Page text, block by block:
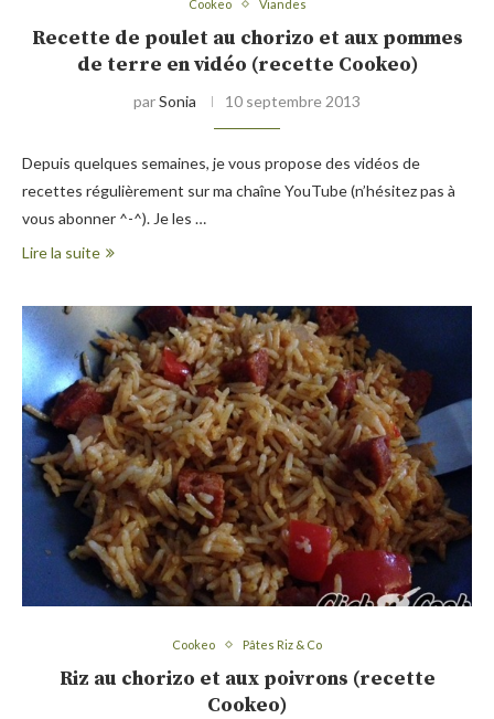
Cookeo Viandes
Recette de poulet au chorizo et aux pommes
de terre en vidéo (recette Cookeo)
parSonia 10 septembre 2013
Depuis quelques semaines, je vous propose des vidéos de
recettes régulièrement sur ma chaîne YouTube (n’hésitez pas à
vous abonner ^-^). Je les …
Lire la suite
Cookeo Pâtes Riz & Co
Riz au chorizo et aux poivrons (recette
Cookeo)